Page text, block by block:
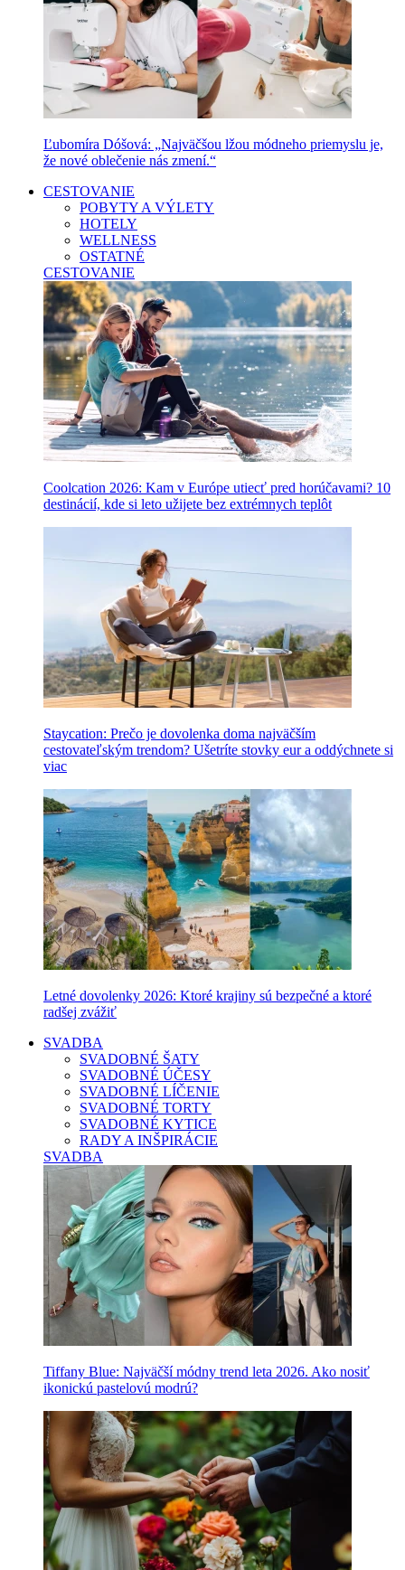
Ľubomíra Dóšová: „Najväčšou lžou módneho priemyslu je,
že nové oblečenie nás zmení.“
CESTOVANIE
POBYTY A VÝLETY
HOTELY
WELLNESS
OSTATNÉ
CESTOVANIE
Coolcation 2026: Kam v Európe utiecť pred horúčavami? 10
destinácií, kde si leto užijete bez extrémnych teplôt
Staycation: Prečo je dovolenka doma najväčším
cestovateľským trendom? Ušetríte stovky eur a oddýchnete si
viac
Letné dovolenky 2026: Ktoré krajiny sú bezpečné a ktoré
radšej zvážiť
SVADBA
SVADOBNÉ ŠATY
SVADOBNÉ ÚČESY
SVADOBNÉ LÍČENIE
SVADOBNÉ TORTY
SVADOBNÉ KYTICE
RADY A INŠPIRÁCIE
SVADBA
Tiffany Blue: Najväčší módny trend leta 2026. Ako nosiť
ikonickú pastelovú modrú?